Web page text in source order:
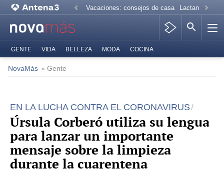
Vacaciones: consejos de casa Lactancia
GENTE VIDA BELLEZA MODA COCINA
NovaMás » Gente
EN LA LUCHA CONTRA EL CORONAVIRUS
Úrsula Corberó utiliza su lengua
para lanzar un importante
mensaje sobre la limpieza
durante la cuarentena